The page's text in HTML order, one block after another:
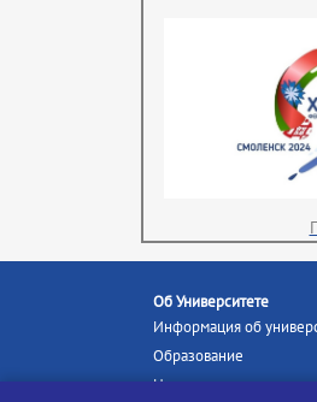
Об Университете
Информация об
Образование
Наука и инновации